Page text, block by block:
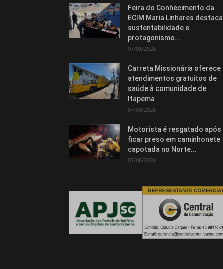
Feira do Conhecimento da
ECIM Maria Linhares destaca
sustentabilidade e
protagonismo...
07/08/2026
Carreta Missionária oferece
atendimentos gratuitos de
saúde à comunidade de
Itapema
07/08/2026
Motorista é resgatado após
ficar preso em caminhonete
capotada no Norte...
07/08/2026